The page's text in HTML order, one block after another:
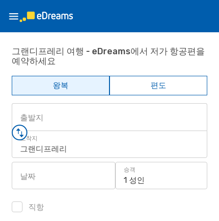
그랜디프레리 여행 - eDreams에서 저가 항공편을
예약하세요
왕복 편도
출발지
도착지
그랜디프레리
날짜
승객
1 성인
직항